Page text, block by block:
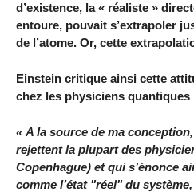
d’existence, la « réaliste »
entoure, pouvait s’extrapoler
de l’atome. Or, cette
Einstein critique ainsi cette
chez les physiciens quantiques
« A la source de ma
rejettent la plupart des
Copenhague) et qui s’énonce
comme l’état "réel" du